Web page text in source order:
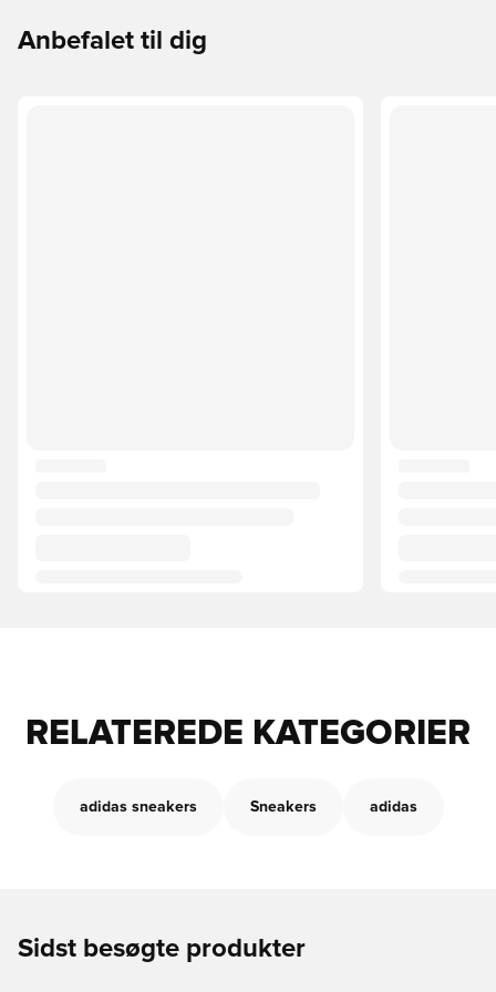
Anbefalet til dig
RELATEREDE KATEGORIER
adidas sneakers Sneakers adidas
Sidst besøgte produkter